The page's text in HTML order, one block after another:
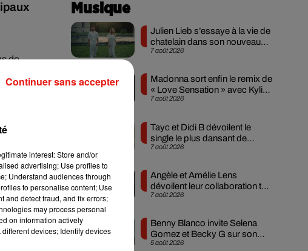
de
de la
de
plus
un nouvel
homme et
Musique
7 août 2026
Julien Lieb s’essaye à la vie de
chatelain dans son nouveau
clip
7 août 2026
Madonna sort enfin le remix de
« Love Sensation » avec Kylie
Minogue
7 août 2026
Tayc et Didi B dévoilent le
single le plus dansant de
l’année
7 août 2026
Angèle et Amélie Lens
dévoilent leur collaboration tant
attendue
5 août 2026
Benny Blanco invite Selena
Gomez et Becky G sur son
nouveau single
interest: Store and/or
advertising; Use profiles to
Understand audiences through
to personalise content; Use
and detect fraud, and fix errors;
may process personal
on information actively
devices; Identify devices
Continuer sans accepter